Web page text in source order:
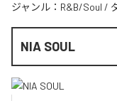
ジャンル： R&B/Soul /
NIA SOUL